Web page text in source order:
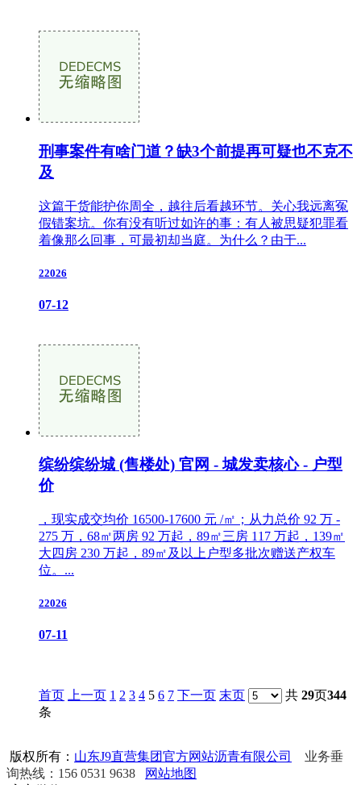
刑事案件有啥门道？缺3个前提再可疑也不克不
及
这篇干货能护你周全，越往后看越环节。关心我远离冤
假错案坑。你有没有听过如许的事：有人被思疑犯罪看
着像那么回事，可最初却当庭。为什么？由于...
22026
07-12
缤纷缤纷城 (售楼处) 官网 - 城发卖核心 - 户型
价
，现实成交均价 16500-17600 元 /㎡；从力总价 92 万 -
275 万，68㎡两房 92 万起，89㎡三房 117 万起，139㎡
大四房 230 万起，89㎡及以上户型多批次赠送产权车
位。...
22026
07-11
首页 上一页 1 2 3 4 5 6 7 下一页 末页 共 29页344
条
版权所有： 山东J9直营集团官方网站沥青有限公司
业务垂
询热线：156 0531 9638
网站地图